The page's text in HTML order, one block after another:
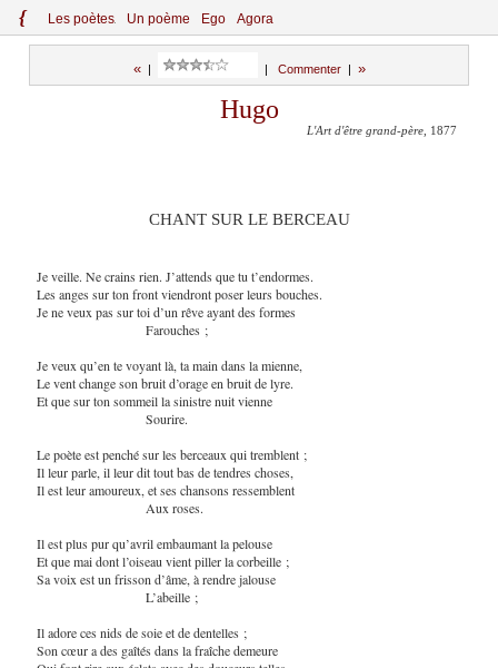
{ Les poètes Un poème Ego Agora
«| Commenter| »
Hugo
L'Art d'être grand-père , 1877
CHANT SUR LE BERCEAU
Je veille. Ne crains rien. J’attends que tu t’endormes.
Les anges sur ton front viendront poser leurs bouches.
Je ne veux pas sur toi d’un rêve ayant des formes
Farouches ;
Je veux qu’en te voyant là, ta main dans la mienne,
Le vent change son bruit d’orage en bruit de lyre.
Et que sur ton sommeil la sinistre nuit vienne
Sourire.
Le poète est penché sur les berceaux qui tremblent ;
Il leur parle, il leur dit tout bas de tendres choses,
Il est leur amoureux, et ses chansons ressemblent
Aux roses.
Il est plus pur qu’avril embaumant la pelouse
Et que mai dont l’oiseau vient piller la corbeille ;
Sa voix est un frisson d’âme, à rendre jalouse
L’abeille ;
Il adore ces nids de soie et de dentelles ;
Son cœur a des gaîtés dans la fraîche demeure